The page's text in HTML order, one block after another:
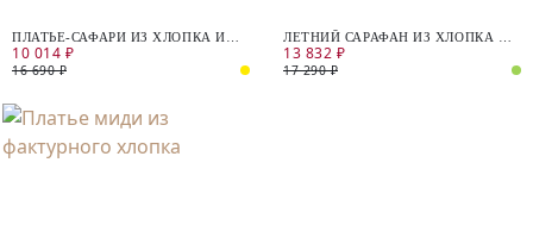
ПЛАТЬЕ-САФАРИ ИЗ ХЛОПКА И
ЛЬНА
10 014 ₽
16 690 ₽
ЛЕТНИЙ САРАФАН ИЗ ХЛОПКА И
ЛЬНА
13 832 ₽
17 290 ₽